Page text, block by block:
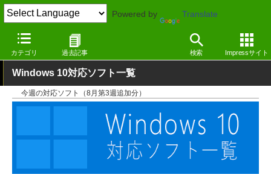
Powered by Translate
カテゴリ 過去記事 検索 Impressサイト
窓の杜 その他の話題 アップデート
Windows 10対応ソフト一覧
今週の対応ソフト（8月第3週追加分）